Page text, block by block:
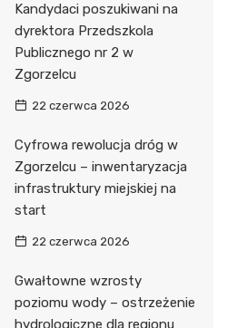
Kandydaci poszukiwani na
dyrektora Przedszkola
Publicznego nr 2 w
Zgorzelcu
22 czerwca 2026
Cyfrowa rewolucja dróg w
Zgorzelcu – inwentaryzacja
infrastruktury miejskiej na
start
22 czerwca 2026
Gwałtowne wzrosty
poziomu wody – ostrzeżenie
hydrologiczne dla regionu